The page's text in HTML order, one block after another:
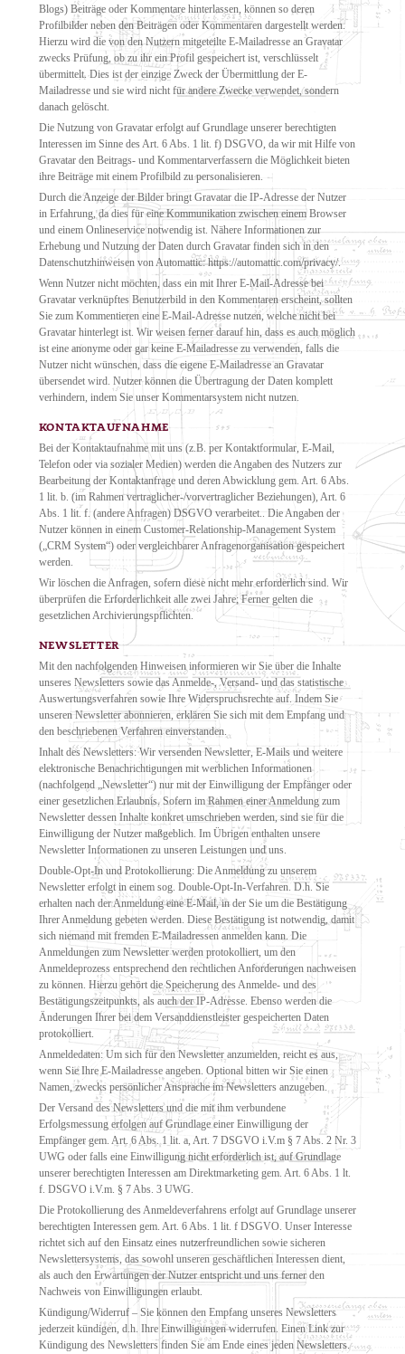
Blogs) Beiträge oder Kommentare hinterlassen, können so deren
Profilbilder neben den Beiträgen oder Kommentaren dargestellt werden.
Hierzu wird die von den Nutzern mitgeteilte E-Mailadresse an Gravatar
zwecks Prüfung, ob zu ihr ein Profil gespeichert ist, verschlüsselt
übermittelt. Dies ist der einzige Zweck der Übermittlung der E-
Mailadresse und sie wird nicht für andere Zwecke verwendet, sondern
danach gelöscht.
Die Nutzung von Gravatar erfolgt auf Grundlage unserer berechtigten
Interessen im Sinne des Art. 6 Abs. 1 lit. f) DSGVO, da wir mit Hilfe von
Gravatar den Beitrags- und Kommentarverfassern die Möglichkeit bieten
ihre Beiträge mit einem Profilbild zu personalisieren.
Durch die Anzeige der Bilder bringt Gravatar die IP-Adresse der Nutzer
in Erfahrung, da dies für eine Kommunikation zwischen einem Browser
und einem Onlineservice notwendig ist. Nähere Informationen zur
Erhebung und Nutzung der Daten durch Gravatar finden sich in den
Datenschutzhinweisen von Automattic: https://automattic.com/privacy/.
Wenn Nutzer nicht möchten, dass ein mit Ihrer E-Mail-Adresse bei
Gravatar verknüpftes Benutzerbild in den Kommentaren erscheint, sollten
Sie zum Kommentieren eine E-Mail-Adresse nutzen, welche nicht bei
Gravatar hinterlegt ist. Wir weisen ferner darauf hin, dass es auch möglich
ist eine anonyme oder gar keine E-Mailadresse zu verwenden, falls die
Nutzer nicht wünschen, dass die eigene E-Mailadresse an Gravatar
übersendet wird. Nutzer können die Übertragung der Daten komplett
verhindern, indem Sie unser Kommentarsystem nicht nutzen.
KONTAKTAUFNAHME
Bei der Kontaktaufnahme mit uns (z.B. per Kontaktformular, E-Mail,
Telefon oder via sozialer Medien) werden die Angaben des Nutzers zur
Bearbeitung der Kontaktanfrage und deren Abwicklung gem. Art. 6 Abs.
1 lit. b. (im Rahmen vertraglicher-/vorvertraglicher Beziehungen), Art. 6
Abs. 1 lit. f. (andere Anfragen) DSGVO verarbeitet.. Die Angaben der
Nutzer können in einem Customer-Relationship-Management System
(„CRM System“) oder vergleichbarer Anfragenorganisation gespeichert
werden.
Wir löschen die Anfragen, sofern diese nicht mehr erforderlich sind. Wir
überprüfen die Erforderlichkeit alle zwei Jahre; Ferner gelten die
gesetzlichen Archivierungspflichten.
NEWSLETTER
Mit den nachfolgenden Hinweisen informieren wir Sie über die Inhalte
unseres Newsletters sowie das Anmelde-, Versand- und das statistische
Auswertungsverfahren sowie Ihre Widerspruchsrechte auf. Indem Sie
unseren Newsletter abonnieren, erklären Sie sich mit dem Empfang und
den beschriebenen Verfahren einverstanden.
Inhalt des Newsletters: Wir versenden Newsletter, E-Mails und weitere
elektronische Benachrichtigungen mit werblichen Informationen
(nachfolgend „Newsletter“) nur mit der Einwilligung der Empfänger oder
einer gesetzlichen Erlaubnis. Sofern im Rahmen einer Anmeldung zum
Newsletter dessen Inhalte konkret umschrieben werden, sind sie für die
Einwilligung der Nutzer maßgeblich. Im Übrigen enthalten unsere
Newsletter Informationen zu unseren Leistungen und uns.
Double-Opt-In und Protokollierung: Die Anmeldung zu unserem
Newsletter erfolgt in einem sog. Double-Opt-In-Verfahren. D.h. Sie
erhalten nach der Anmeldung eine E-Mail, in der Sie um die Bestätigung
Ihrer Anmeldung gebeten werden. Diese Bestätigung ist notwendig, damit
sich niemand mit fremden E-Mailadressen anmelden kann. Die
Anmeldungen zum Newsletter werden protokolliert, um den
Anmeldeprozess entsprechend den rechtlichen Anforderungen nachweisen
zu können. Hierzu gehört die Speicherung des Anmelde- und des
Bestätigungszeitpunkts, als auch der IP-Adresse. Ebenso werden die
Änderungen Ihrer bei dem Versanddienstleister gespeicherten Daten
protokolliert.
Anmeldedaten: Um sich für den Newsletter anzumelden, reicht es aus,
wenn Sie Ihre E-Mailadresse angeben. Optional bitten wir Sie einen
Namen, zwecks persönlicher Ansprache im Newsletters anzugeben.
Der Versand des Newsletters und die mit ihm verbundene
Erfolgsmessung erfolgen auf Grundlage einer Einwilligung der
Empfänger gem. Art. 6 Abs. 1 lit. a, Art. 7 DSGVO i.V.m § 7 Abs. 2 Nr. 3
UWG oder falls eine Einwilligung nicht erforderlich ist, auf Grundlage
unserer berechtigten Interessen am Direktmarketing gem. Art. 6 Abs. 1 lt.
f. DSGVO i.V.m. § 7 Abs. 3 UWG.
Die Protokollierung des Anmeldeverfahrens erfolgt auf Grundlage unserer
berechtigten Interessen gem. Art. 6 Abs. 1 lit. f DSGVO. Unser Interesse
richtet sich auf den Einsatz eines nutzerfreundlichen sowie sicheren
Newslettersystems, das sowohl unseren geschäftlichen Interessen dient,
als auch den Erwartungen der Nutzer entspricht und uns ferner den
Nachweis von Einwilligungen erlaubt.
Kündigung/Widerruf – Sie können den Empfang unseres Newsletters
jederzeit kündigen, d.h. Ihre Einwilligungen widerrufen. Einen Link zur
Kündigung des Newsletters finden Sie am Ende eines jeden Newsletters.